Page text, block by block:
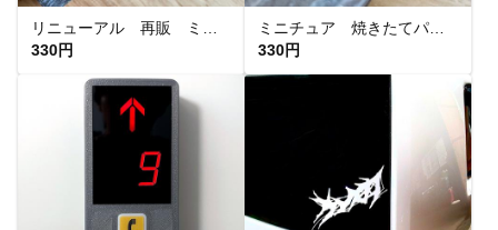
330円
330円